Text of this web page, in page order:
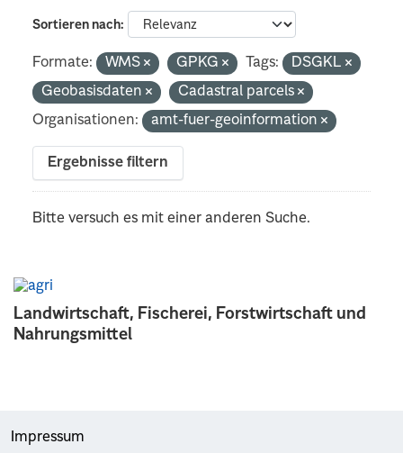
Landwirtschaft, Fischerei, Forstwirtschaft und
Nahrungsmittel
Sortieren nach
Formate: WMS GPKG Tags:
DSGKL
Geobasisdaten
Cadastral parcels
Organisationen:
amt-fuer-geoinformation
Ergebnisse filtern
Bitte versuch es mit einer anderen Suche.
Impressum